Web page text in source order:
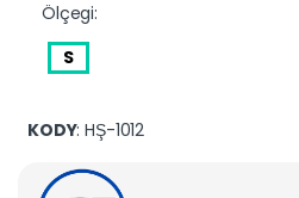
Ölçegi:
S
KODY: HŞ-1012